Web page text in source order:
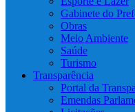
Gabinete do
Obras
Meio Ambiente
Saúde
Turismo
Transparência
Portal da
Emendas